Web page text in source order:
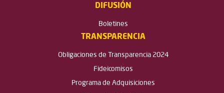
DIFUSIÓN
Boletines
TRANSPARENCIA
Obligaciones de Transparencia 2024
Fideicomisos
Programa de Adquisiciones